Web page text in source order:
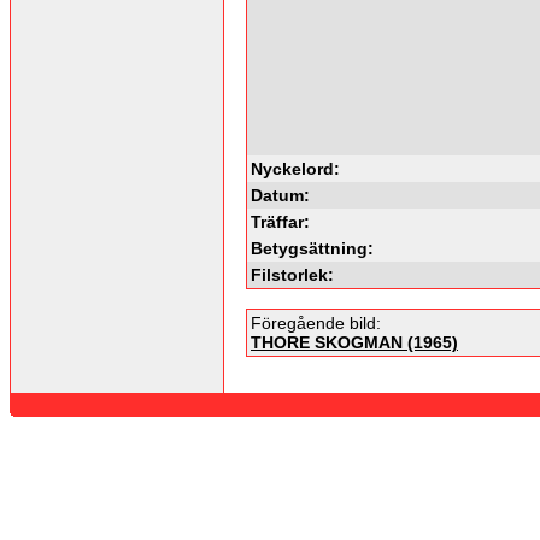
Nyckelord:
Datum:
Träffar:
Betygsättning:
Filstorlek:
Föregående bild:
THORE SKOGMAN (1965)